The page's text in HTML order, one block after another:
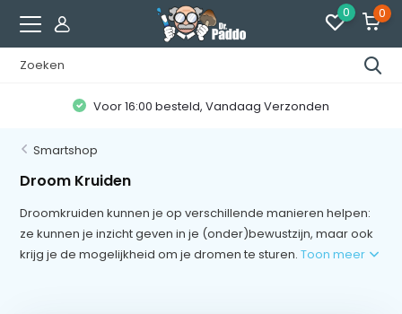
0 0
Klanten geven ons een8.7 / 10
Smartshop
Droom Kruiden
Droomkruiden kunnen je op verschillende manieren helpen:
ze kunnen je inzicht geven in je (onder)bewustzijn, maar ook
krijg je de mogelijkheid om je dromen te sturen.Toon meer